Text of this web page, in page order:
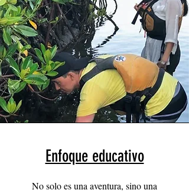
Enfoque educativo
No solo es una aventura, sino una